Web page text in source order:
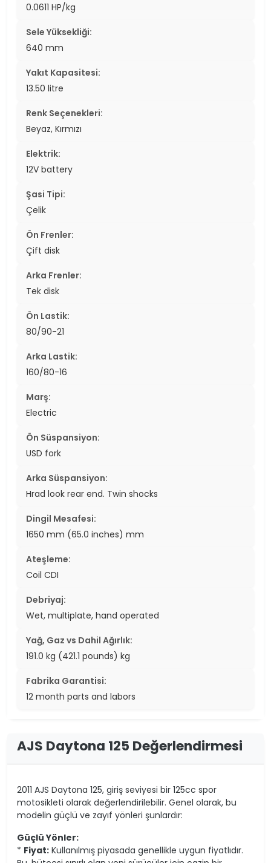
0.0611 HP/kg
Sele Yüksekliği:
640 mm
Yakıt Kapasitesi:
13.50 litre
Renk Seçenekleri:
Beyaz, Kırmızı
Elektrik:
12V battery
Şasi Tipi:
Çelik
Ön Frenler:
Çift disk
Arka Frenler:
Tek disk
Ön Lastik:
80/90-21
Arka Lastik:
160/80-16
Marş:
Electric
Ön Süspansiyon:
USD fork
Arka Süspansiyon:
Hrad look rear end. Twin shocks
Dingil Mesafesi:
1650 mm (65.0 inches) mm
Ateşleme:
Coil CDI
Debriyaj:
Wet, multiplate, hand operated
Yağ, Gaz vs Dahil Ağırlık:
191.0 kg (421.1 pounds) kg
Fabrika Garantisi:
12 month parts and labors
AJS Daytona 125 Değerlendirmesi
2011 AJS Daytona 125, giriş seviyesi bir 125cc spor
motosikleti olarak değerlendirilebilir. Genel olarak, bu
modelin güçlü ve zayıf yönleri şunlardır:
Güçlü Yönler:
* Fiyat: Kullanılmış piyasada genellikle uygun fiyatlıdır.